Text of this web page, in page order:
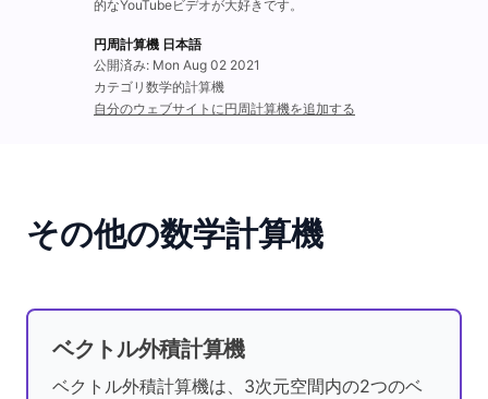
的なYouTubeビデオが大好きです。
円周計算機 日本語
公開済み: Mon Aug 02 2021
カテゴリ数学的計算機
自分のウェブサイトに円周計算機を追加する
その他の数学計算機
ベクトル外積計算機
ベクトル外積計算機は、3次元空間内の2つのベ